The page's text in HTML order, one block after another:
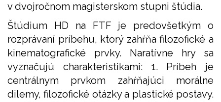
v dvojročnom magisterskom stupni štúdia.
Štúdium HD na FTF je predovšetkým o
rozprávaní príbehu, ktorý zahŕňa filozofické a
kinematografické prvky. Naratívne hry sa
vyznačujú charakteristikami: 1. Príbeh je
centrálnym prvkom zahŕňajúci morálne
dilemy, filozofické otázky a plastické postavy.